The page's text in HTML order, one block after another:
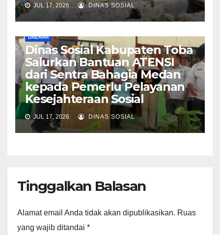
JUL 17, 2026 DINAS SOSIAL
DAERAH
Dinas Sosial Kabupaten Toba
Salurkan Bantuan ATENSI
dari Sentra Bahagia Medan
kepada Pemerlu Pelayanan
Kesejahteraan Sosial
JUL 17, 2026 DINAS SOSIAL
Tinggalkan Balasan
Alamat email Anda tidak akan dipublikasikan. Ruas
yang wajib ditandai *